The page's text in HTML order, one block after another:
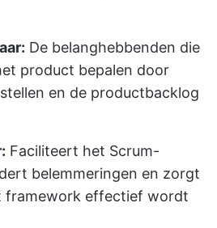
De belanghebbenden die
product bepalen door
en de productbacklog
Faciliteert het Scrum-
belemmeringen en zorgt
framework effectief wordt